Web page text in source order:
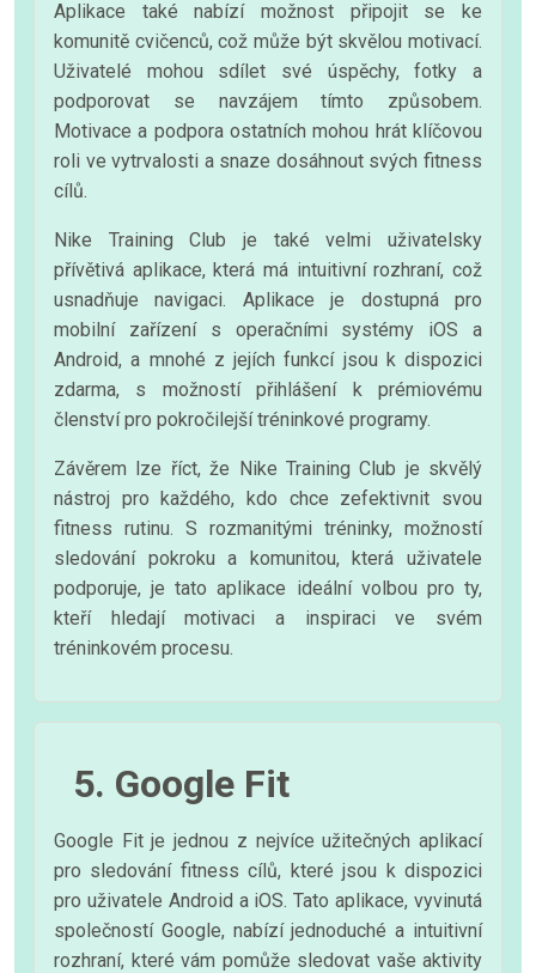
Aplikace také nabízí možnost připojit se ke
komunitě cvičenců, což může být skvělou motivací.
Uživatelé mohou sdílet své úspěchy, fotky a
podporovat se navzájem tímto způsobem.
Motivace a podpora ostatních mohou hrát klíčovou
roli ve vytrvalosti a snaze dosáhnout svých fitness
cílů.
Nike Training Club je také velmi uživatelsky
přívětivá aplikace, která má intuitivní rozhraní, což
usnadňuje navigaci. Aplikace je dostupná pro
mobilní zařízení s operačními systémy iOS a
Android, a mnohé z jejích funkcí jsou k dispozici
zdarma, s možností přihlášení k prémiovému
členství pro pokročilejší tréninkové programy.
Závěrem lze říct, že Nike Training Club je skvělý
nástroj pro každého, kdo chce zefektivnit svou
fitness rutinu. S rozmanitými tréninky, možností
sledování pokroku a komunitou, která uživatele
podporuje, je tato aplikace ideální volbou pro ty,
kteří hledají motivaci a inspiraci ve svém
tréninkovém procesu.
5. Google Fit
Google Fit je jednou z nejvíce užitečných aplikací
pro sledování fitness cílů, které jsou k dispozici
pro uživatele Android a iOS. Tato aplikace, vyvinutá
společností Google, nabízí jednoduché a intuitivní
rozhraní, které vám pomůže sledovat vaše aktivity